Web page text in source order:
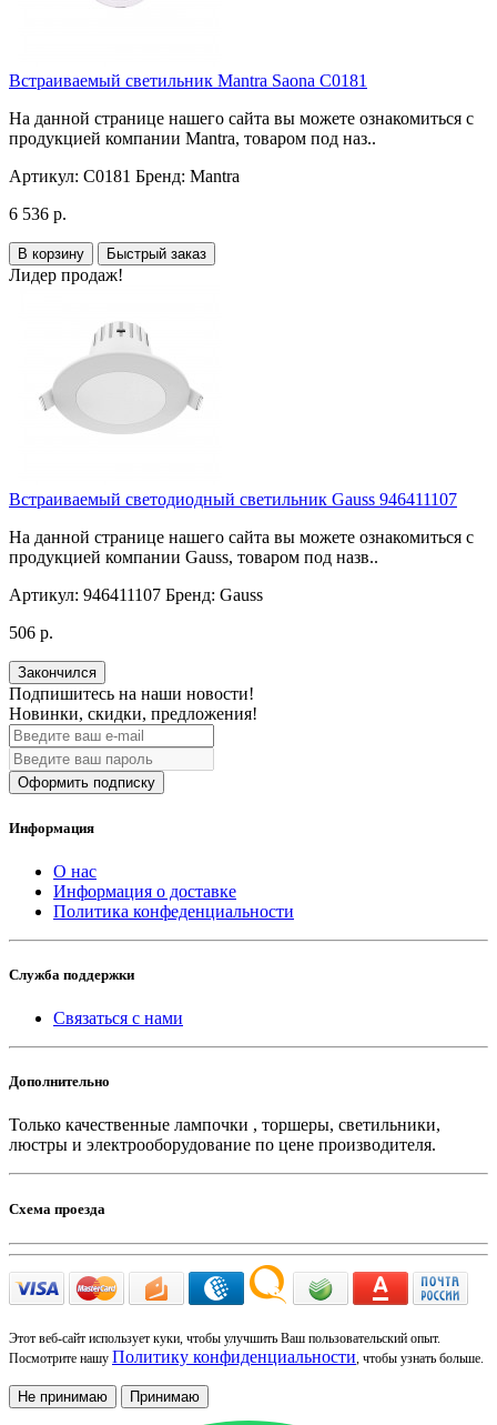
Встраиваемый светильник Mantra Saona C0181
На данной странице нашего сайта вы можете ознакомиться с
продукцией компании Mantra, товаром под наз..
Артикул: C0181 Бренд: Mantra
6 536 р.
В корзину Быстрый заказ
Лидер продаж!
Встраиваемый светодиодный светильник Gauss 946411107
На данной странице нашего сайта вы можете ознакомиться с
продукцией компании Gauss, товаром под назв..
Артикул: 946411107 Бренд: Gauss
506 р.
Закончился
Подпишитесь на наши новости!
Новинки, скидки, предложения!
Оформить подписку
Информация
О нас
Информация о доставке
Политика конфеденциальности
Служба поддержки
Связаться с нами
Дополнительно
Только качественные лампочки , торшеры, светильники,
люстры и электрооборудование по цене производителя.
Схема проезда
Этот веб-сайт использует куки, чтобы улучшить Ваш пользовательский опыт.
Посмотрите нашу Политику конфиденциальности, чтобы узнать больше.
Не принимаю Принимаю